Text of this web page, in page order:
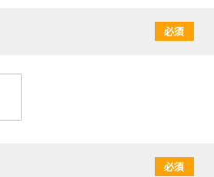
必須
必須